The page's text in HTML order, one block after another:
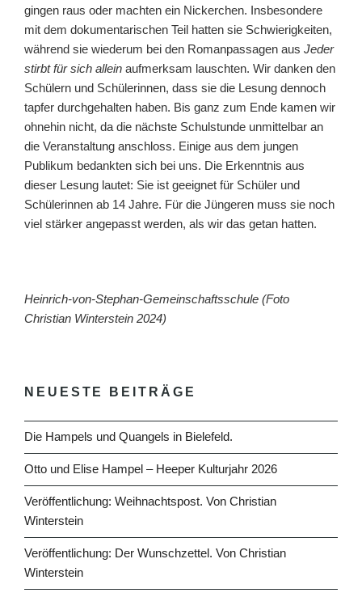
gingen raus oder machten ein Nickerchen. Insbesondere
mit dem dokumentarischen Teil hatten sie Schwierigkeiten,
während sie wiederum bei den Romanpassagen aus Jeder
stirbt für sich allein aufmerksam lauschten. Wir danken den
Schülern und Schülerinnen, dass sie die Lesung dennoch
tapfer durchgehalten haben. Bis ganz zum Ende kamen wir
ohnehin nicht, da die nächste Schulstunde unmittelbar an
die Veranstaltung anschloss. Einige aus dem jungen
Publikum bedankten sich bei uns. Die Erkenntnis aus
dieser Lesung lautet: Sie ist geeignet für Schüler und
Schülerinnen ab 14 Jahre. Für die Jüngeren muss sie noch
viel stärker angepasst werden, als wir das getan hatten.
Heinrich-von-Stephan-Gemeinschaftsschule (Foto
Christian Winterstein 2024)
NEUESTE BEITRÄGE
Die Hampels und Quangels in Bielefeld.
Otto und Elise Hampel – Heeper Kulturjahr 2026
Veröffentlichung: Weihnachtspost. Von Christian
Winterstein
Veröffentlichung: Der Wunschzettel. Von Christian
Winterstein